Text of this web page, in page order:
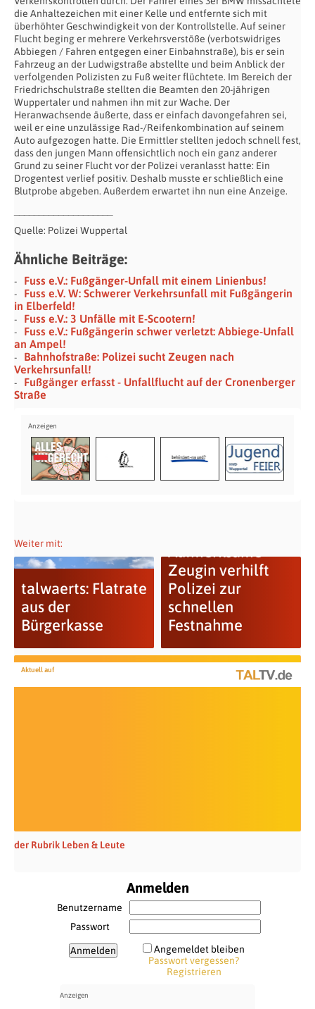
die Anhaltezeichen mit einer Kelle und entfernte sich mit
überhöhter Geschwindigkeit von der Kontrollstelle. Auf seiner
Flucht beging er mehrere Verkehrsverstöße (verbotswidriges
Abbiegen / Fahren entgegen einer Einbahnstraße), bis er sein
Fahrzeug an der Ludwigstraße abstellte und beim Anblick der
verfolgenden Polizisten zu Fuß weiter flüchtete. Im Bereich der
Friedrichschulstraße stellten die Beamten den 20-jährigen
Wuppertaler und nahmen ihn mit zur Wache. Der
Heranwachsende äußerte, dass er einfach davongefahren sei,
weil er eine unzulässige Rad-/Reifenkombination auf seinem
Auto aufgezogen hatte. Die Ermittler stellten jedoch schnell fest,
dass den jungen Mann offensichtlich noch ein ganz anderer
Grund zu seiner Flucht vor der Polizei veranlasst hatte: Ein
Drogentest verlief positiv. Deshalb musste er schließlich eine
Blutprobe abgeben. Außerdem erwartet ihn nun eine Anzeige.
Quelle: Polizei Wuppertal
Ähnliche Beiträge:
Fuss e.V.: Fußgänger-Unfall mit einem Linienbus!
Fuss e.V. W: Schwerer Verkehrsunfall mit Fußgängerin
in Elberfeld!
Fuss e.V.: 3 Unfälle mit E-Scootern!
Fuss e.V.: Fußgängerin schwer verletzt: Abbiege-Unfall
an Ampel!
Bahnhofstraße: Polizei sucht Zeugen nach
Verkehrsunfall!
Fußgänger erfasst - Unfallflucht auf der Cronenberger
Straße
Weiter mit:
talwaerts: Flatrate
aus der
Bürgerkasse
Zeugin verhilft
Polizei zur
schnellen
Festnahme
Aktuell auf
der Rubrik Leben & Leute
Anmelden
Benutzername
Passwort
Angemeldet bleiben
Passwort vergessen?
Registrieren